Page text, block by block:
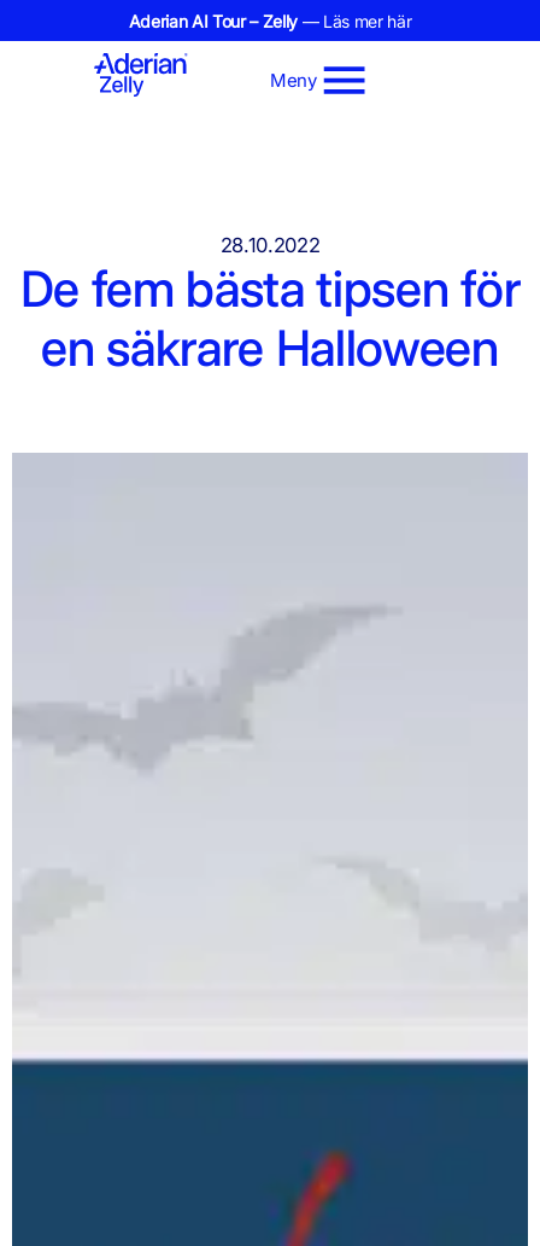
Aderian AI Tour – Zelly — Läs mer här
Meny
28.10.2022
De fem bästa tipsen för
en säkrare Halloween